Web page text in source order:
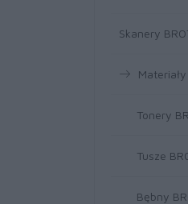
Skanery
Tonery
Tusze
Bębny